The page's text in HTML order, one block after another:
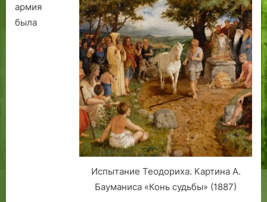
Испытание Теодориха. Картина А.
Бауманиса «Конь судьбы» (1887)
армия
была